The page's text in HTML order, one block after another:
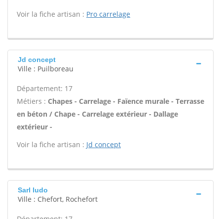
Voir la fiche artisan : Pro carrelage
Jd concept
Ville : Puilboreau
Département: 17
Métiers : Chapes - Carrelage - Faïence murale - Terrasse
en béton / Chape - Carrelage extérieur - Dallage
extérieur -
Voir la fiche artisan : Jd concept
Sarl ludo
Ville : Chefort, Rochefort